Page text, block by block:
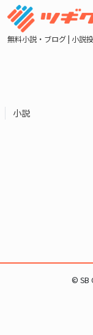
無料小説・ブログ | 小説
小説
© SB